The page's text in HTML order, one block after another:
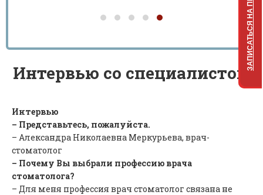
Интервью со специалистом
Интервью
– Представьтесь, пожалуйста.
– Александра Николаевна Меркурьева, врач-
стоматолог
– Почему Вы выбрали профессию врача
стоматолога?
– Для меня профессия врач стоматолог связана не
ЗАПИСАТЬСЯ НА ПРИЕМ